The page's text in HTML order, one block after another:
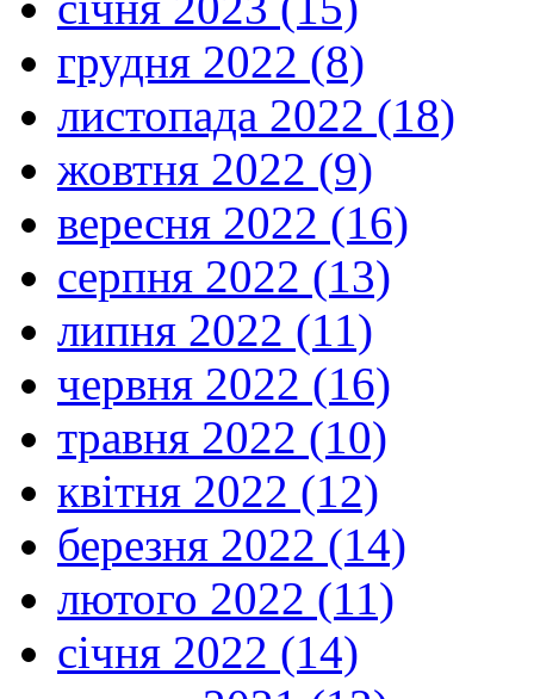
грудня 2022 (8)
листопада 2022 (18)
жовтня 2022 (9)
вересня 2022 (16)
серпня 2022 (13)
липня 2022 (11)
червня 2022 (16)
травня 2022 (10)
квітня 2022 (12)
березня 2022 (14)
лютого 2022 (11)
січня 2022 (14)